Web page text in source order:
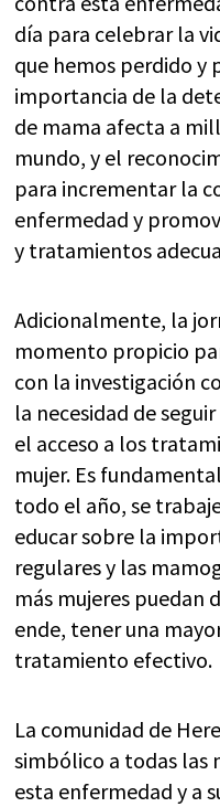
día para celebrar la
que hemos perdido y
importancia de la
de mama afecta a
mundo, y el
para incrementar la
enfermedad y
y tratamientos
Adicionalmente, la
momento propicio
con la investigación
la necesidad de
el acceso a los
mujer. Es
todo el año, se
educar sobre la
regulares y las
más mujeres
ende, tener una
tratamiento efectivo.
La comunidad de
simbólico a todas las
esta enfermedad y a